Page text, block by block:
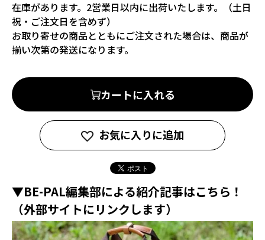
在庫があります。2営業日以内に出荷いたします。（土日
祝・ご注文日を含めず）
お取り寄せの商品とともにご注文された場合は、商品が
揃い次第の発送になります。
カートに入れる
お気に入りに追加
▼BE-PAL編集部による紹介記事はこちら！
（外部サイトにリンクします）